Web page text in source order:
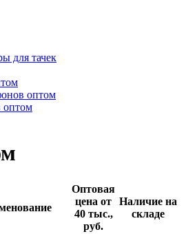
для тачек
оптом
оптом
Оптовая
цена от
40 тыс.,
руб.
Наличие на
складе